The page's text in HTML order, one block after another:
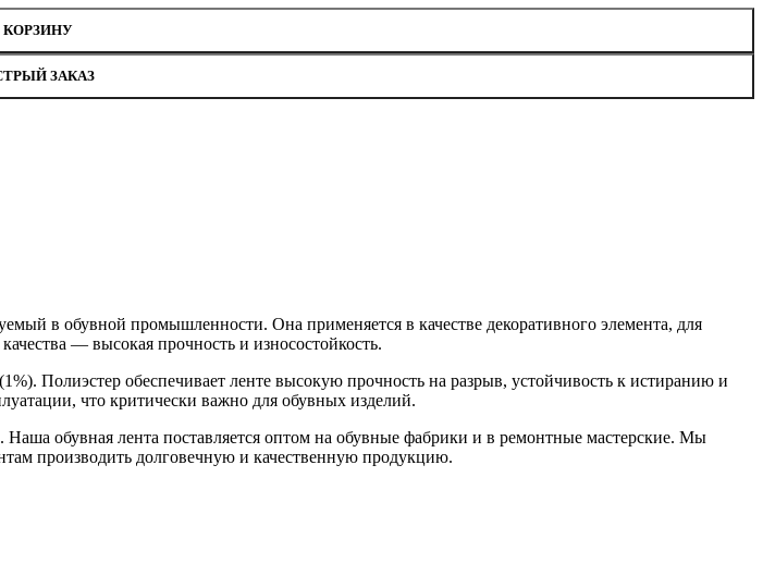
КОРЗИНУ
ЗАКАЗ
в обувной промышленности. Она применяется в качестве декоративного элемента, для
— высокая прочность и износостойкость.
Полиэстер обеспечивает ленте высокую прочность на разрыв, устойчивость к истиранию и
что критически важно для обувных изделий.
обувная лента поставляется оптом на обувные фабрики и в ремонтные мастерские. Мы
производить долговечную и качественную продукцию.